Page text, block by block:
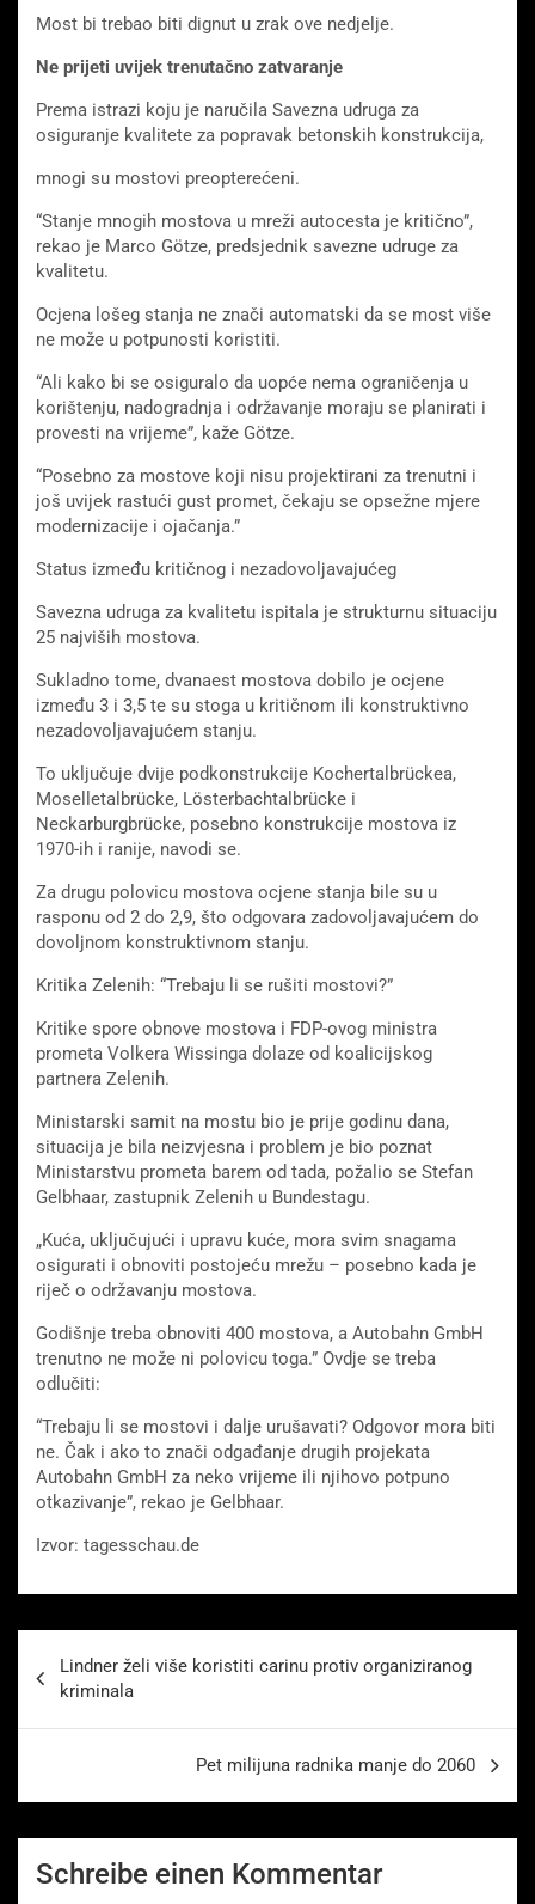
Most bi trebao biti dignut u zrak ove nedjelje.
Ne prijeti uvijek trenutačno zatvaranje
Prema istrazi koju je naručila Savezna udruga za
osiguranje kvalitete za popravak betonskih konstrukcija,
mnogi su mostovi preopterećeni.
“Stanje mnogih mostova u mreži autocesta je kritično”,
rekao je Marco Götze, predsjednik savezne udruge za
kvalitetu.
Ocjena lošeg stanja ne znači automatski da se most više
ne može u potpunosti koristiti.
“Ali kako bi se osiguralo da uopće nema ograničenja u
korištenju, nadogradnja i održavanje moraju se planirati i
provesti na vrijeme”, kaže Götze.
“Posebno za mostove koji nisu projektirani za trenutni i
još uvijek rastući gust promet, čekaju se opsežne mjere
modernizacije i ojačanja.”
Status između kritičnog i nezadovoljavajućeg
Savezna udruga za kvalitetu ispitala je strukturnu situaciju
25 najviših mostova.
Sukladno tome, dvanaest mostova dobilo je ocjene
između 3 i 3,5 te su stoga u kritičnom ili konstruktivno
nezadovoljavajućem stanju.
To uključuje dvije podkonstrukcije Kochertalbrückea,
Moselletalbrücke, Lösterbachtalbrücke i
Neckarburgbrücke, posebno konstrukcije mostova iz
1970-ih i ranije, navodi se.
Za drugu polovicu mostova ocjene stanja bile su u
rasponu od 2 do 2,9, što odgovara zadovoljavajućem do
dovoljnom konstruktivnom stanju.
Kritika Zelenih: “Trebaju li se rušiti mostovi?”
Kritike spore obnove mostova i FDP-ovog ministra
prometa Volkera Wissinga dolaze od koalicijskog
partnera Zelenih.
Ministarski samit na mostu bio je prije godinu dana,
situacija je bila neizvjesna i problem je bio poznat
Ministarstvu prometa barem od tada, požalio se Stefan
Gelbhaar, zastupnik Zelenih u Bundestagu.
„Kuća, uključujući i upravu kuće, mora svim snagama
osigurati i obnoviti postojeću mrežu – posebno kada je
riječ o održavanju mostova.
Godišnje treba obnoviti 400 mostova, a Autobahn GmbH
trenutno ne može ni polovicu toga.” Ovdje se treba
odlučiti:
“Trebaju li se mostovi i dalje urušavati? Odgovor mora biti
ne. Čak i ako to znači odgađanje drugih projekata
Autobahn GmbH za neko vrijeme ili njihovo potpuno
otkazivanje”, rekao je Gelbhaar.
Izvor: tagesschau.de
Lindner želi više koristiti carinu protiv organiziranog
kriminala
Pet milijuna radnika manje do 2060
Schreibe einen Kommentar